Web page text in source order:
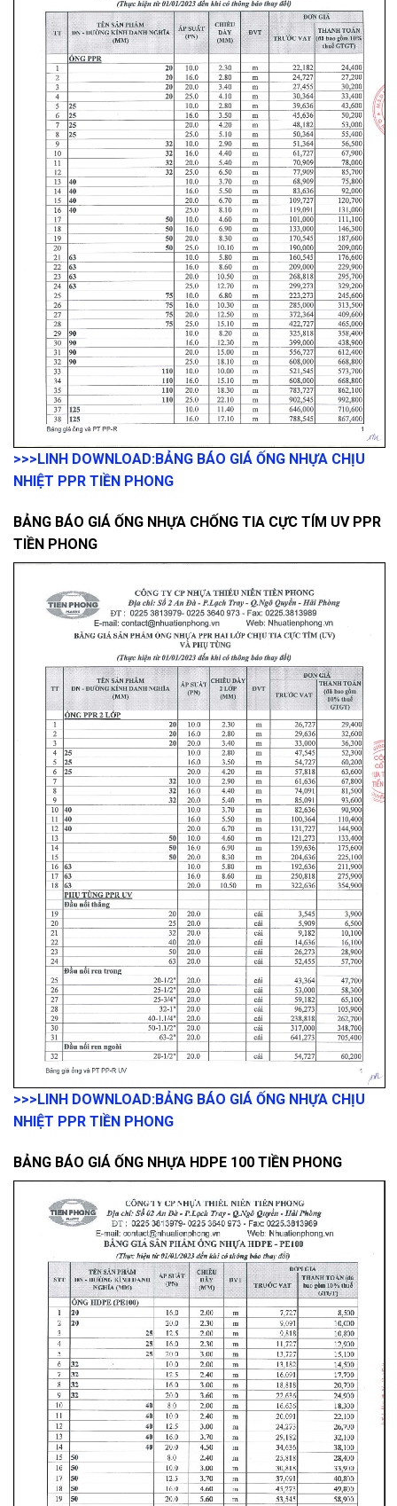
>>>LINH DOWNLOAD:BẢNG BÁO GIÁ ỐNG NHỰA CHỊU
NHIỆT PPR TIỀN PHONG
BẢNG BÁO GIÁ ỐNG NHỰA CHỐNG TIA CỰC TÍM UV PPR
TIỀN PHONG
>>>LINH DOWNLOAD:BẢNG BÁO GIÁ ỐNG NHỰA CHỊU
NHIỆT PPR TIỀN PHONG
BẢNG BÁO GIÁ ỐNG NHỰA HDPE 100 TIỀN PHONG